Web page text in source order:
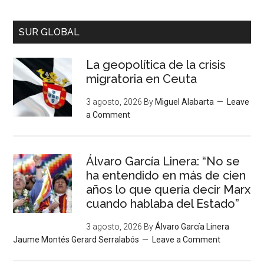
SUR GLOBAL
La geopolítica de la crisis
migratoria en Ceuta
3 agosto, 2026 By Miguel Alabarta
Leave
a Comment
Álvaro García Linera: “No se
ha entendido en más de cien
años lo que quería decir Marx
cuando hablaba del Estado”
3 agosto, 2026 ByÁlvaro García Linera
Jaume Montés Gerard Serralabós
Leave a Comment